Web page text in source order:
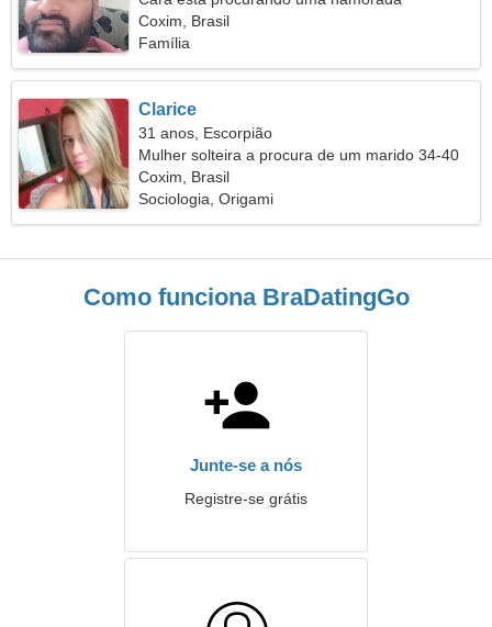
Coxim, Brasil
Família
Clarice
31 anos, Escorpião
Mulher solteira a procura de um marido 34-40
Coxim, Brasil
Sociologia, Origami
Como funciona BraDatingGo
Junte-se a nós
Registre-se grátis